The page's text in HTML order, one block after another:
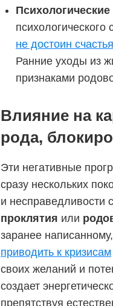
не достоин
Ранние уходы из
признаками
Влияние на
рода,
Эти негативные
сразу нескольких
и несправедливости
проклятия или
заранее
приводить к кризисам
своих желаний и
создает
препятствуя